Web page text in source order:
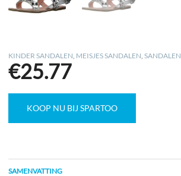
KINDER SANDALEN MEISJES SANDALEN ,SANDALEN
€25.77
KOOP NU BIJ SPARTOO
SAMENVATTING